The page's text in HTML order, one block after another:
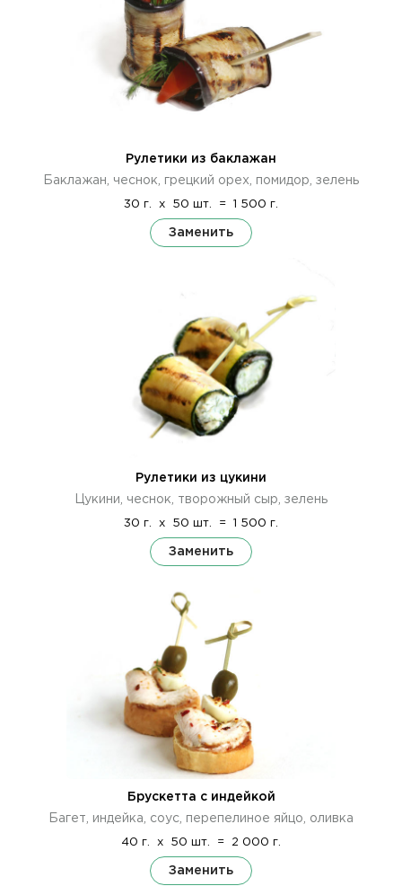
Рулетики из баклажан
Баклажан, чеснок, грецкий орех, помидор, зелень
30 г. x 50 шт. = 1 500 г.
Заменить
Рулетики из цукини
Цукини, чеснок, творожный сыр, зелень
30 г. x 50 шт. = 1 500 г.
Заменить
Брускетта с индейкой
Багет, индейка, соус, перепелиное яйцо, оливка
40 г. x 50 шт. = 2 000 г.
Заменить